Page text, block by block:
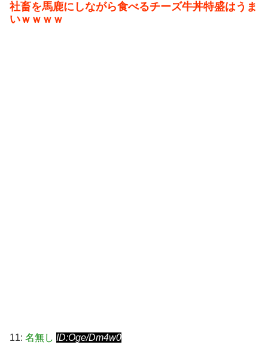
社畜を馬鹿にしながら食べるチーズ牛丼特盛はうま
いｗｗｗｗ
11: 名無し ID:Oge/Dm4w0